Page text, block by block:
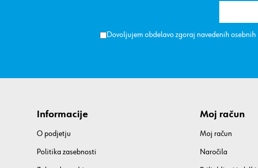
Dovoljujem obdelavo zgoraj navedenih
Informacije
O podjetju
Politika zasebnosti
Moj račun
Moj račun
Naročila